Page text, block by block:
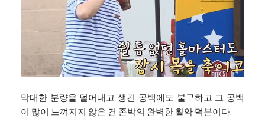
막대한 분량을 덜어내고 생긴 공백에도 불구하고 그 공백
이 많이 느껴지지 않은 건 존박의 완벽한 활약 덕분이다.